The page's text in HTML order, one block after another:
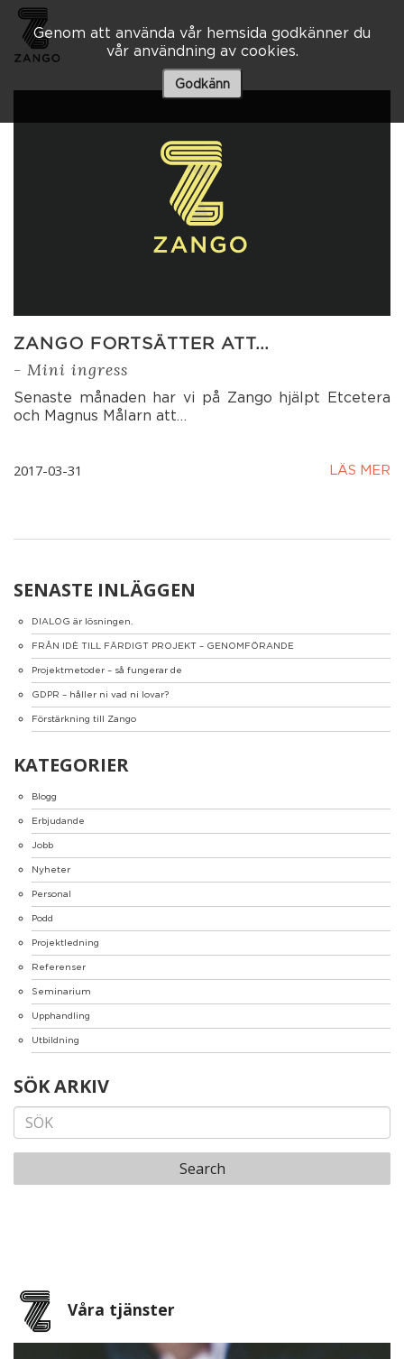
Genom att använda vår hemsida godkänner du
vår användning av cookies.
Godkänn
3 A
– 10 80 00
ZANGO FORTSÄTTER ATT…
- Mini ingress
Senaste månaden har vi på Zango hjälpt Etcetera
och Magnus Målarn att…
2017-03-31 LÄS MER
SENASTE INLÄGGEN
DIALOG är lösningen.
FRÅN IDÈ TILL FÄRDIGT PROJEKT – GENOMFÖRANDE
Projektmetoder – så fungerar de
GDPR – håller ni vad ni lovar?
Förstärkning till Zango
KATEGORIER
Blogg
Erbjudande
Jobb
Nyheter
Personal
Podd
Projektledning
Referenser
Seminarium
Upphandling
Utbildning
SÖK ARKIV
Search
Våra tjänster